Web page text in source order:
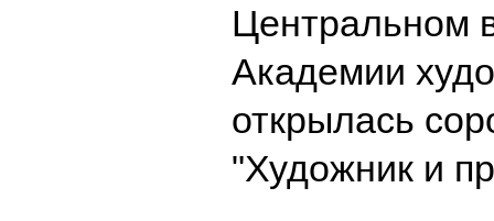
Центральном
Академии
открылась
"Художник и